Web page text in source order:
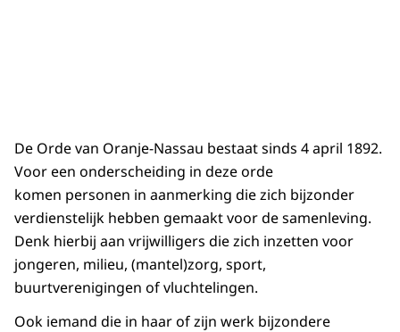
De Orde van Oranje-Nassau bestaat sinds 4 april 1892.
Voor een onderscheiding in deze orde
komen personen in aanmerking die zich bijzonder
verdienstelijk hebben gemaakt voor de samenleving.
Denk hierbij aan vrijwilligers die zich inzetten voor
jongeren, milieu, (mantel)zorg, sport,
buurtverenigingen of vluchtelingen.
Ook iemand die in haar of zijn werk bijzondere